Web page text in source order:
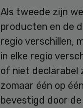
Als tweede zijn
producten en de
regio verschillen,
in elke regio
of niet declarabel
zomaar één op
bevestigd door de